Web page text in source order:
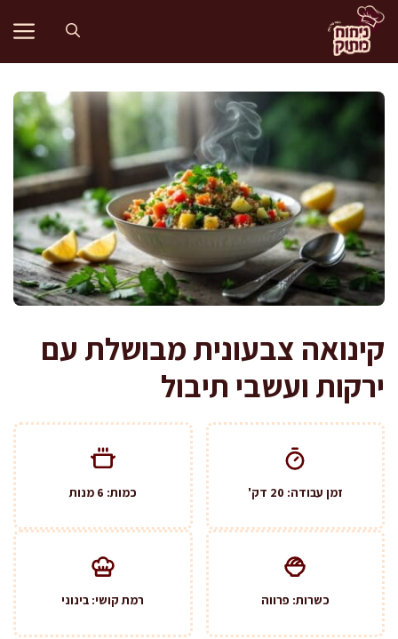
לדלג
לתוכן
קינואה צבעונית מבושלת עם
ירקות ועשבי תיבול
זמן עבודה: 20 דק' כמות: 6 מנות
כשרות: פרווה רמת קושי: בינוני